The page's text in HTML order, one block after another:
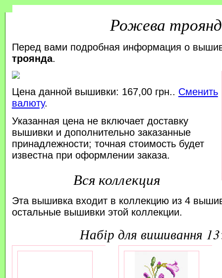
Рожева
Перед вами подробная информация о
троянда.
Цена данной вышивки: 167,00 грн.. Сменить
валюту.
Указанная цена не включает доставку
вышивки и дополнительно заказанные
принадлежности; точная стоимость будет
известна при оформлении заказа.
Вся коллекция
Эта вышивка входит в коллекцию из 4
остальные вышивки этой коллекции.
набір для вишивання